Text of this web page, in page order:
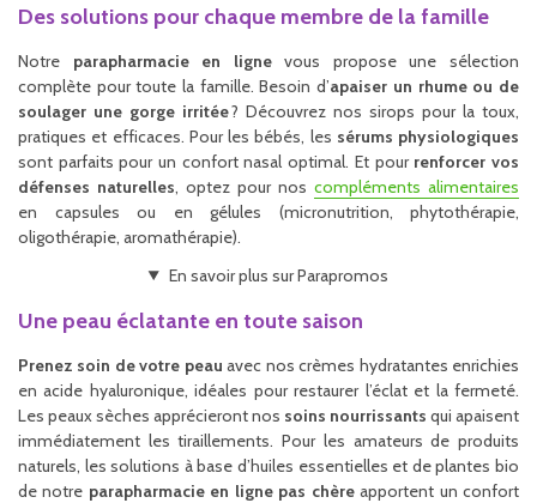
Des solutions pour chaque membre de la famille
Notre parapharmacie en lignevous propose une sélection
complète pour toute la famille. Besoin d’apaiser un rhume ou de
soulager une gorge irritée? Découvrez nos sirops pour la toux,
pratiques et efficaces. Pour les bébés, les sérums physiologiques
sont parfaits pour un confort nasal optimal. Et pour renforcer vos
défenses naturelles, optez pour nos compléments alimentaires
en capsules ou en gélules (micronutrition, phytothérapie,
oligothérapie, aromathérapie).
En savoir plus sur Parapromos
Une peau éclatante en toute saison
Prenez soin de votre peau avec nos crèmes hydratantes enrichies
en acide hyaluronique, idéales pour restaurer l’éclat et la fermeté.
Les peaux sèches apprécieront nos soins nourrissants qui apaisent
immédiatement les tiraillements. Pour les amateurs de produits
naturels, les solutions à base d’huiles essentielles et de plantes bio
de notre parapharmacie en ligne pas chèreapportent un confort